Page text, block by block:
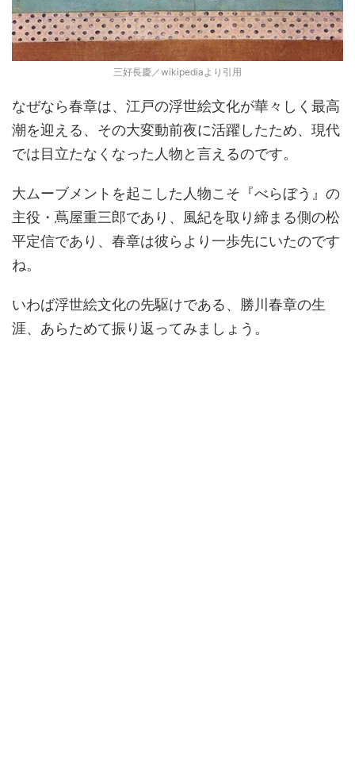
三好長慶／wikipediaより引用
なぜなら春章は、江戸の浮世絵文化が華々しく最高
潮を迎える、その大変動前夜に活躍したため、現代
では目立たなくなった人物と言えるのです。
大ムーブメントを起こした人物こそ『べらぼう』の
主役・蔦屋重三郎であり、風紀を取り締まる側の松
平定信であり、春章は彼らより一歩先にいたのです
ね。
いわば浮世絵文化の先駆けである、勝川春章の生
涯、あらためて振り返ってみましょう。